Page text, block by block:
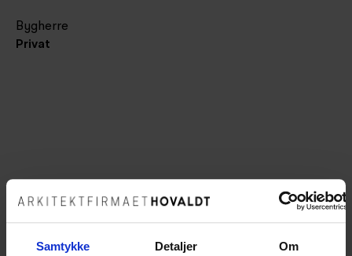
Samtykke Detaljer Om
Bygherre
Privat